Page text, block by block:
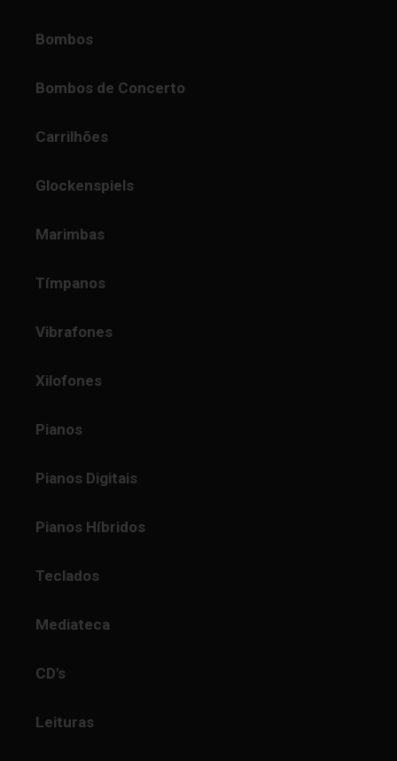
Bombos
Bombos de Concerto
Carrilhões
Glockenspiels
Marimbas
Tímpanos
Vibrafones
Xilofones
Pianos
Pianos Digitais
Pianos Híbridos
Teclados
Mediateca
CD's
Leituras